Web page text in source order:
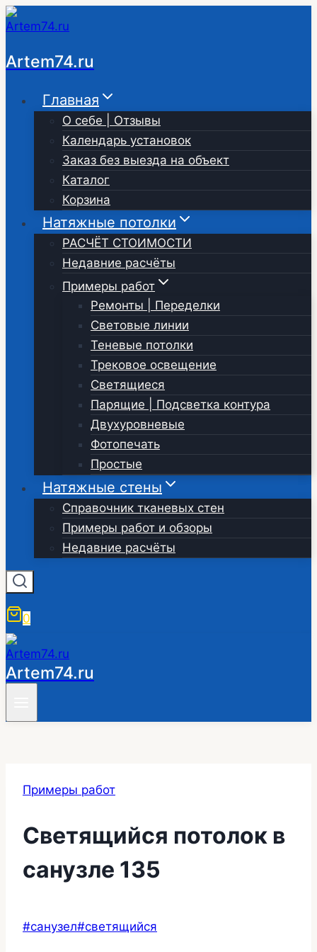
Перейти
к
содержимому
Artem74.ru
Главная
О себе | Отзывы
Календарь установок
Заказ без выезда на объект
Каталог
Корзина
Натяжные потолки
РАСЧЁТ СТОИМОСТИ
Недавние расчёты
Примеры работ
Ремонты | Переделки
Световые линии
Теневые потолки
Трековое освещение
Светящиеся
Парящие | Подсветка контура
Двухуровневые
Фотопечать
Простые
Натяжные стены
Справочник тканевых стен
Примеры работ и обзоры
Недавние расчёты
0
Artem74.ru
Примеры работ
Светящийся потолок в
санузле 135
Метки
#санузел#светящийся